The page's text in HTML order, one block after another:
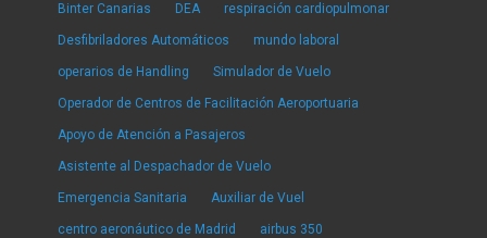
Binter Canarias DEA respiración cardiopulmonar
Desfibriladores Automáticos mundo laboral
operarios de Handling Simulador de Vuelo
Operador de Centros de Facilitación Aeroportuaria
Apoyo de Atención a Pasajeros
Asistente al Despachador de Vuelo
Emergencia Sanitaria Auxiliar de Vuel
centro aeronáutico de Madrid airbus 350